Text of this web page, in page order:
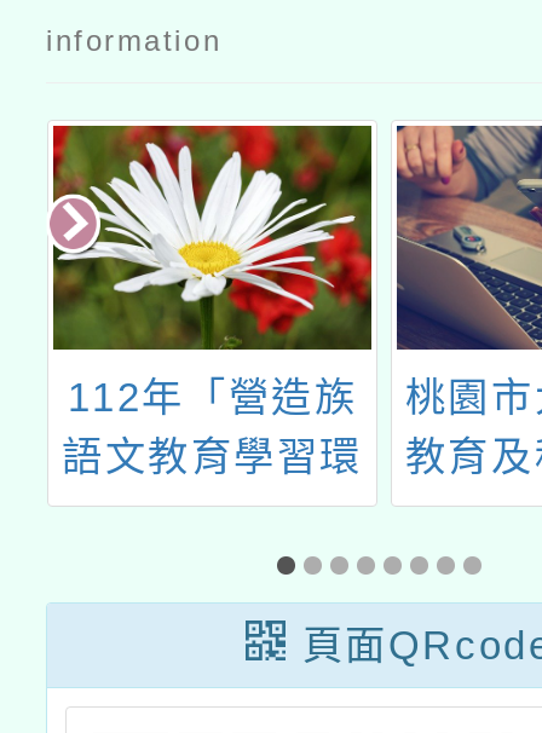
information
112年「營造族
語文教育學習環
境」徵件活動
桃園
教育
辦理
教
頁面